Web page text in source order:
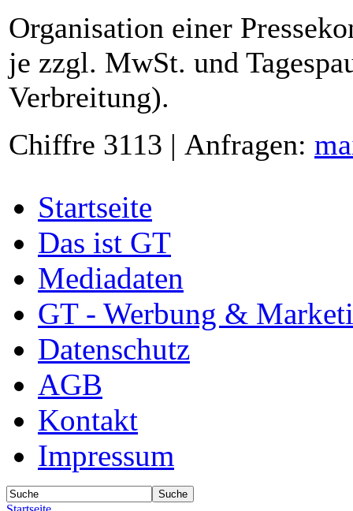
Organisation einer
je zzgl. MwSt. und
Verbreitung).
Chiffre 3113 | Anfragen:
Startseite
Das ist GT
Mediadaten
GT - Werbung &
Datenschutz
AGB
Kontakt
Impressum